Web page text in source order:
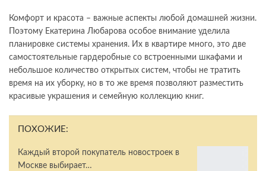
Комфорт и красота – важные аспекты любой домашней жизни.
Поэтому Екатерина Любарова особое внимание уделила
планировке системы хранения. Их в квартире много, это две
самостоятельные гардеробные со встроенными шкафами и
небольшое количество открытых систем, чтобы не тратить
время на их уборку, но в то же время позволяют разместить
красивые украшения и семейную коллекцию книг.
ПОХОЖИЕ:
Каждый второй покупатель новостроек в
Москве выбирает…